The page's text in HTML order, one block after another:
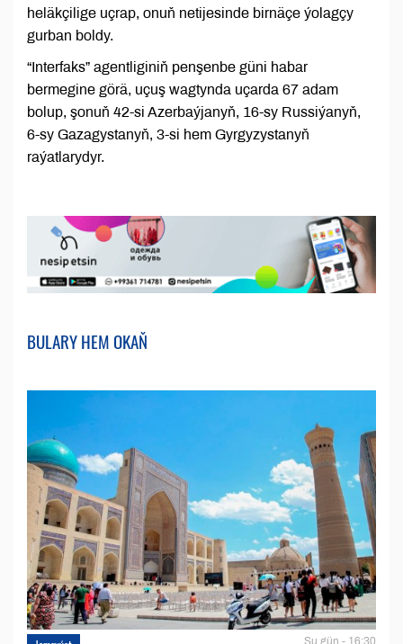
heläkçilige uçrap, onuň netijesinde birnäçe ýolagçy
gurban boldy.
“Interfaks” agentliginiň penşenbe güni habar
bermegine görä, uçuş wagtynda uçarda 67 adam
bolup, şonuň 42-si Azerbaýjanyň, 16-sy Russiýanyň,
6-sy Gazagystanyň, 3-si hem Gyrgyzystanyň
raýatlarydyr.
BULARY HEM OKAŇ
Şu gün - 16:30